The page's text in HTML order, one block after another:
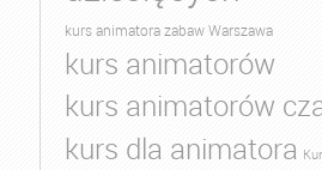
kurs animatora zabaw Warszawa
kurs animatorów
kurs animatorów
kurs dla animatora